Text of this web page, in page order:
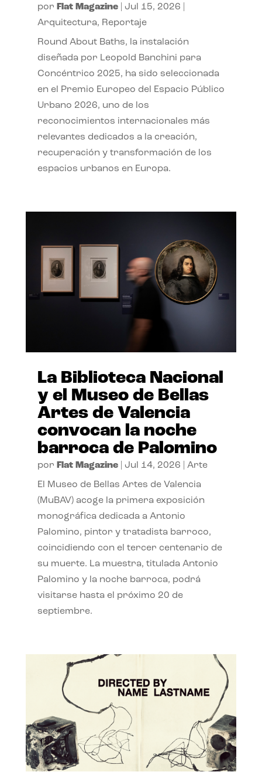
por Flat Magazine| Jul 15, 2026
Arquitectura, Reportaje
Round About Baths, la instalación
diseñada por Leopold Banchini para
Concéntrico 2025, ha sido seleccionada
en el Premio Europeo del Espacio Público
Urbano 2026, uno de los
reconocimientos internacionales más
relevantes dedicados a la creación,
recuperación y transformación de los
espacios urbanos en Europa.
La Biblioteca Nacional
y el Museo de Bellas
Artes de Valencia
convocan la noche
barroca de Palomino
por Flat Magazine| Jul 14, 2026 Arte
El Museo de Bellas Artes de Valencia
(MuBAV) acoge la primera exposición
monográfica dedicada a Antonio
Palomino, pintor y tratadista barroco,
coincidiendo con el tercer centenario de
su muerte. La muestra, titulada Antonio
Palomino y la noche barroca, podrá
visitarse hasta el próximo 20 de
septiembre.